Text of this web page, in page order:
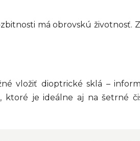
má obrovskú životnosť.
vložiť dioptrické sklá –
, ktoré je ideálne aj na šetrné